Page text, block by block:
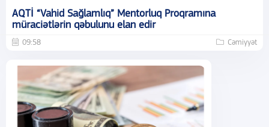
AQTİ “Vahid Sağlamlıq” Mentorluq Proqramına
müraciətlərin qəbulunu elan edir
09:58 Cəmiyyət